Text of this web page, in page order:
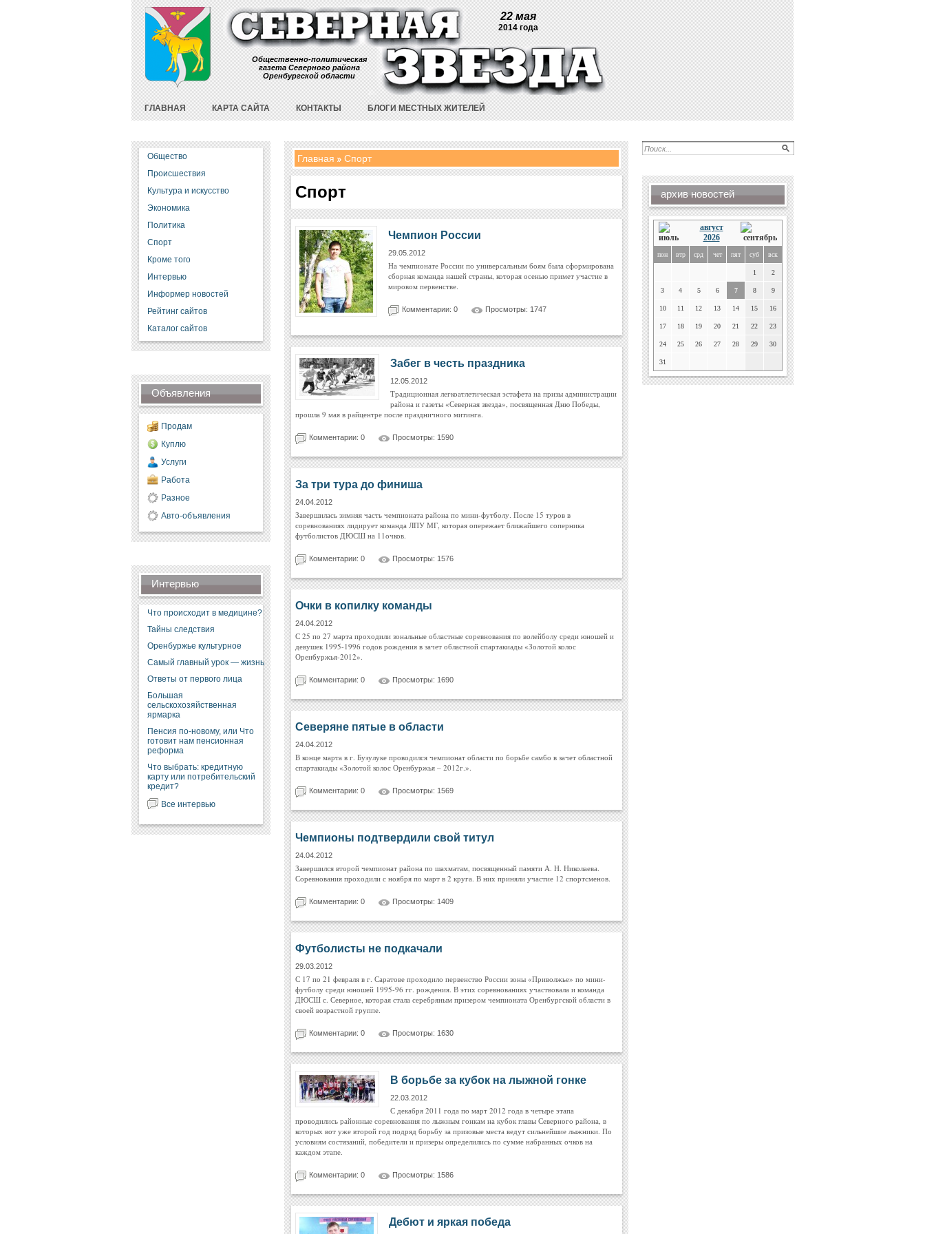
22 мая
2014 года
Общественно-политическая
газета Северного района
Оренбургской области
ГЛАВНАЯ КАРТА САЙТА КОНТАКТЫ БЛОГИ МЕСТНЫХ ЖИТЕЛЕЙ
Общество
Происшествия
Культура и искусство
Экономика
Политика
Спорт
Кроме того
Интервью
Информер новостей
Рейтинг сайтов
Каталог сайтов
Объявления
Продам
Куплю
Услуги
Работа
Разное
Авто-объявления
Интервью
Что происходит в медицине?
Тайны следствия
Оренбуржье культурное
Самый главный урок — жизнь
Ответы от первого лица
Большая
сельскохозяйственная
ярмарка
Пенсия по-новому, или Что
готовит нам пенсионная
реформа
Что выбрать: кредитную
карту или потребительский
кредит?
Все интервью
Главная Спорт
Спорт
Чемпион России
29.05.2012
На чемпионате России по универсальным боям была сформирована
сборная команда нашей страны, которая осенью примет участие в
мировом первенстве.
Комментарии: 0 Просмотры: 1747
Забег в честь праздника
12.05.2012
Традиционная легкоатлетическая эстафета на призы администрации
района и газеты «Северная звезда», посвященная Дню Победы,
прошла 9 мая в райцентре после праздничного митинга.
Комментарии: 0 Просмотры: 1590
За три тура до финиша
24.04.2012
Завершилась зимняя часть чемпионата района по мини-футболу. После 15 туров в
соревнованиях лидирует команда ЛПУ МГ, которая опережает ближайшего соперника
футболистов ДЮСШ на 11очков.
Комментарии: 0 Просмотры: 1576
Очки в копилку команды
24.04.2012
С 25 по 27 марта проходили зональные областные соревнования по волейболу среди юношей и
девушек 1995-1996 годов рождения в зачет областной спартакиады «Золотой колос
Оренбуржья-2012».
Комментарии: 0 Просмотры: 1690
Северяне пятые в области
24.04.2012
В конце марта в г. Бузулуке проводился чемпионат области по борьбе самбо в зачет областной
спартакиады «Золотой колос Оренбуржья – 2012г.».
Комментарии: 0 Просмотры: 1569
Чемпионы подтвердили свой титул
24.04.2012
Завершился второй чемпионат района по шахматам, посвященный памяти А. Н. Николаева.
Соревнования проходили с ноября по март в 2 круга. В них приняли участие 12 спортсменов.
Комментарии: 0 Просмотры: 1409
Футболисты не подкачали
29.03.2012
С 17 по 21 февраля в г. Саратове проходило первенство России зоны «Приволжье» по мини-
футболу среди юношей 1995-96 гг. рождения. В этих соревнованиях участвовала и команда
ДЮСШ с. Северное, которая стала серебряным призером чемпионата Оренбургской области в
своей возрастной группе.
Комментарии: 0 Просмотры: 1630
В борьбе за кубок на лыжной гонке
22.03.2012
С декабря 2011 года по март 2012 года в четыре этапа
проводились районные соревнования по лыжным гонкам на кубок главы Северного района, в
которых вот уже второй год подряд борьбу за призовые места ведут сильнейшие лыжники. По
условиям состязаний, победители и призеры определились по сумме набранных очков на
каждом этапе.
Комментарии: 0 Просмотры: 1586
Дебют и яркая победа
архив новостей
август
2026
пон втр срд чет пят суб вск
1 2
3 4 5 6 7 8 9
10 11 12 13 14 15 16
17 18 19 20 21 22 23
24 25 26 27 28 29 30
31